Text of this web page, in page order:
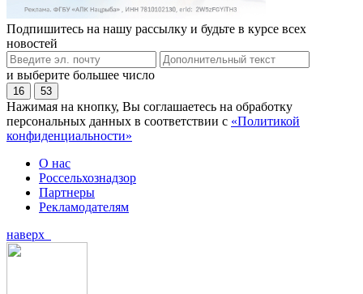
Подпишитесь на нашу рассылку и будьте в курсе всех
новостей
и выберите большее число
16 53
Нажимая на кнопку, Вы соглашаетесь на обработку
персональных данных в соответствии с «Политикой
конфиденциальности»
О нас
Россельхознадзор
Партнеры
Рекламодателям
наверх